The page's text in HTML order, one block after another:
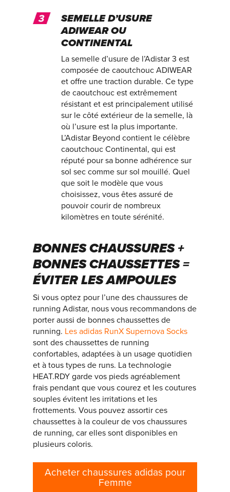
SEMELLE D’USURE
ADIWEAR OU
CONTINENTAL
La semelle d’usure de l’Adistar 3 est
composée de caoutchouc ADIWEAR
et offre une traction durable. Ce type
de caoutchouc est extrêmement
résistant et est principalement utilisé
sur le côté extérieur de la semelle, là
où l’usure est la plus importante.
L’Adistar Beyond contient le célèbre
caoutchouc Continental, qui est
réputé pour sa bonne adhérence sur
sol sec comme sur sol mouillé. Quel
que soit le modèle que vous
choisissez, vous êtes assuré de
pouvoir courir de nombreux
kilomètres en toute sérénité.
BONNES CHAUSSURES +
BONNES CHAUSSETTES =
ÉVITER LES AMPOULES
Si vous optez pour l’une des chaussures de
running Adistar, nous vous recommandons de
porter aussi de bonnes chaussettes de
running. Les adidas RunX Supernova Socks
sont des chaussettes de running
confortables, adaptées à un usage quotidien
et à tous types de runs. La technologie
HEAT.RDY garde vos pieds agréablement
frais pendant que vous courez et les coutures
souples évitent les irritations et les
frottements. Vous pouvez assortir ces
chaussettes à la couleur de vos chaussures
de running, car elles sont disponibles en
plusieurs coloris.
Acheter chaussures adidas pour
Femme